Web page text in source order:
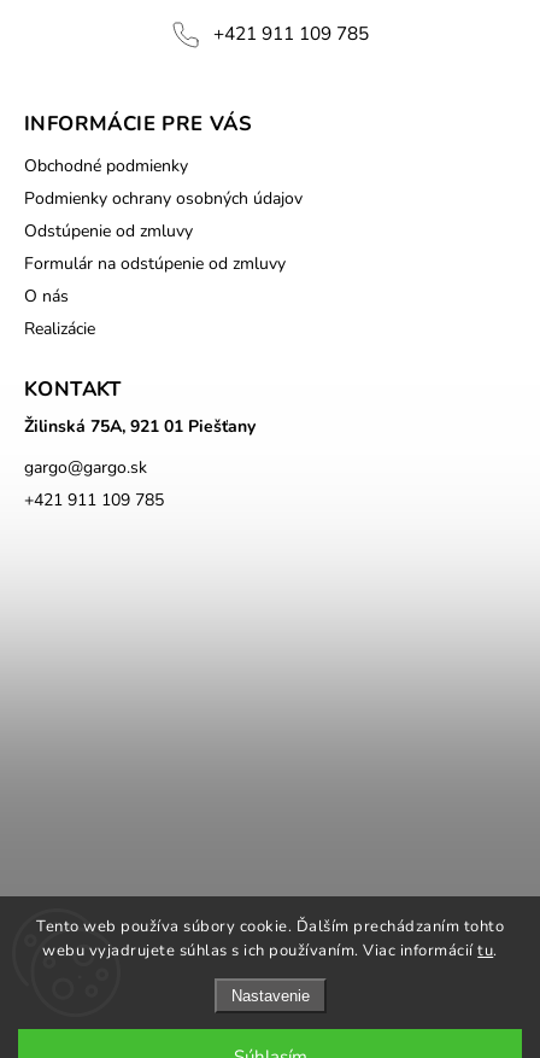
Tento web používa súbory cookie. Ďalším prechádzaním tohto
webu vyjadrujete súhlas s ich používaním. Viac informáciítu.
Nastavenie
+421 911 109 785
INFORMÁCIE PRE VÁS
Obchodné podmienky
Podmienky ochrany osobných údajov
Odstúpenie od zmluvy
Formulár na odstúpenie od zmluvy
O nás
Realizácie
KONTAKT
Žilinská 75A, 921 01 Piešťany
gargo@gargo.sk
+421 911 109 785
ROMOTOP Kachle a vložky
NAPOLEON grily